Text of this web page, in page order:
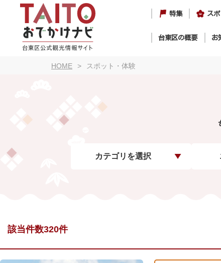
特集 ス
台東区の概要 お
HOME スポット・体験
カテゴリを選択
該当件数320件